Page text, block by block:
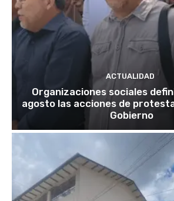
ACTUALIDAD
Organizaciones sociales
agosto las acciones de
Gobierno